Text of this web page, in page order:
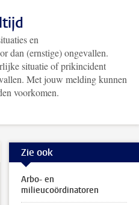
en
dan (ernstige) ongevallen.
situatie of prikincident
Met jouw melding kunnen
voorkomen.
Zie ook
Arbo- en
milieucoördinatoren